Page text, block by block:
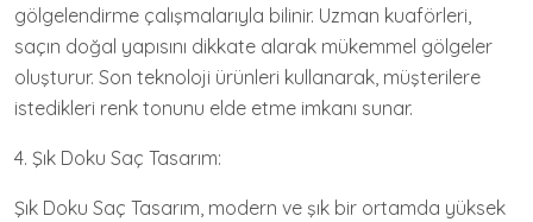
gölgelendirme çalışmalarıyla bilinir. Uzman kuaförleri,
saçın doğal yapısını dikkate alarak mükemmel gölgeler
oluşturur. Son teknoloji ürünleri kullanarak, müşterilere
istedikleri renk tonunu elde etme imkanı sunar.
4. Şık Doku Saç Tasarım:
Şık Doku Saç Tasarım, modern ve şık bir ortamda yüksek